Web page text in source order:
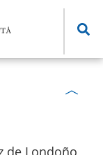
de Londoño